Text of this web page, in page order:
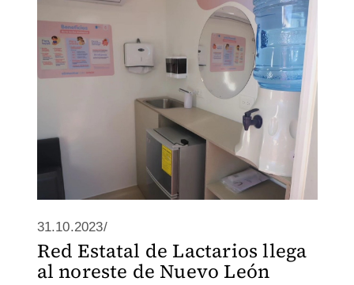
31.10.2023/
Red Estatal de Lactarios llega
al noreste de Nuevo León